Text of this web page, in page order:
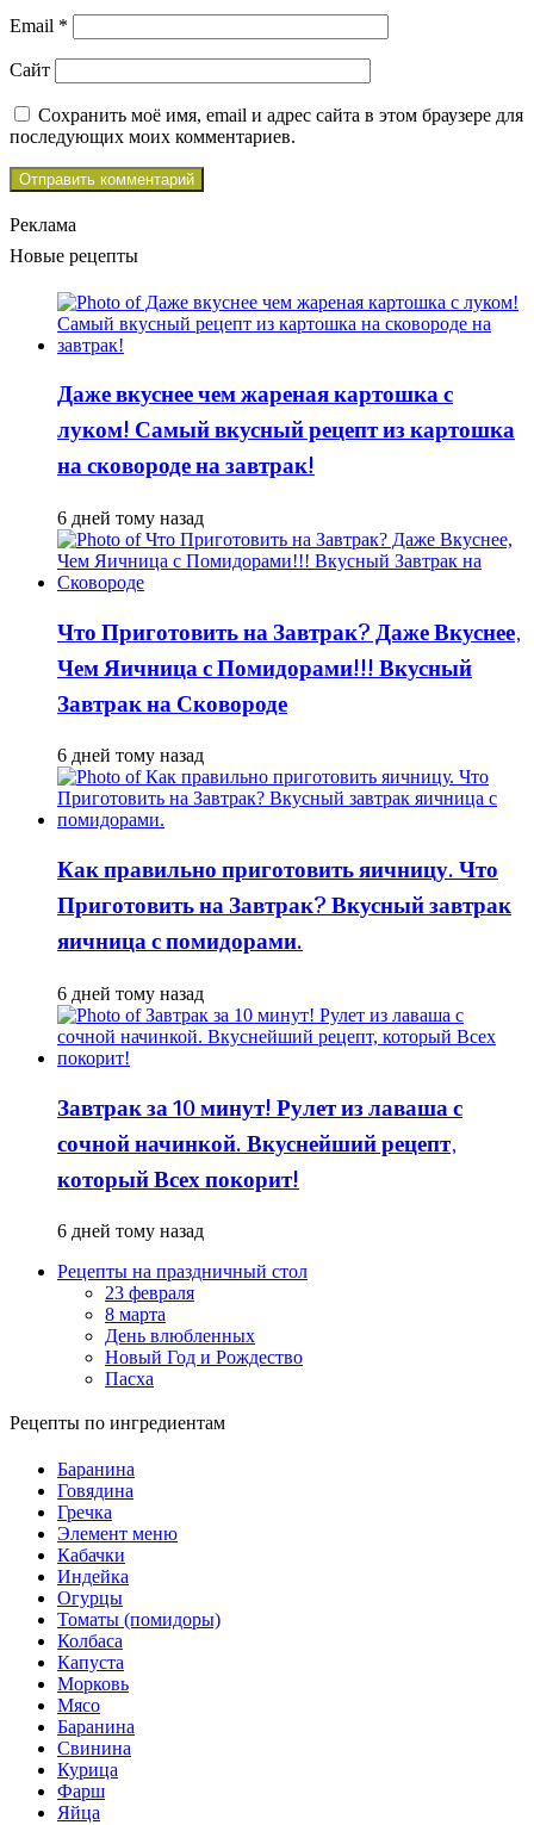
Email *
Сайт
Сохранить моё имя, email и адрес сайта в этом браузере для
последующих моих комментариев.
Реклама
Новые рецепты
Даже вкуснее чем жареная картошка с
луком! Самый вкусный рецепт из картошка
на сковороде на завтрак!
6 дней тому назад
Что Приготовить на Завтрак? Даже Вкуснее,
Чем Яичница с Помидорами!!! Вкусный
Завтрак на Сковороде
6 дней тому назад
Как правильно приготовить яичницу. Что
Приготовить на Завтрак? Вкусный завтрак
яичница с помидорами.
6 дней тому назад
Завтрак за 10 минут! Рулет из лаваша с
сочной начинкой. Вкуснейший рецепт,
который Всех покорит!
6 дней тому назад
Рецепты на праздничный стол
23 февраля
8 марта
День влюбленных
Новый Год и Рождество
Пасха
Рецепты по ингредиентам
Баранина
Говядина
Гречка
Элемент меню
Кабачки
Индейка
Огурцы
Томаты (помидоры)
Колбаса
Капуста
Морковь
Мясо
Баранина
Свинина
Курица
Фарш
Яйца